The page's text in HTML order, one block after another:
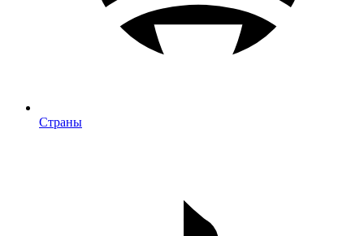
Страны